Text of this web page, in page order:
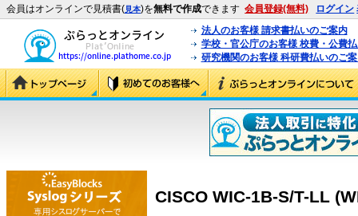
会員はオンラインで見積書(見本)を無料で作成できます 会員登録(無料) ログイン
法人のお客様 請求書払いのご案内
学校・官公庁のお客様 校費・公費
研究機関のお客様 科研費払いのご
CISCO WIC-1B-S/T-LL